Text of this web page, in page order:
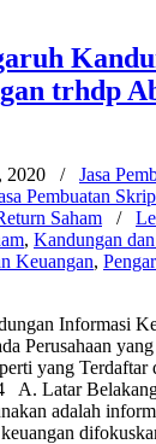
trhdp
2020 / Jasa
Pembuatan
Saham /
, Kandungan
Keuangan,
Informasi
Perusahaan
yang Terdaftar
A. Latar
adalah